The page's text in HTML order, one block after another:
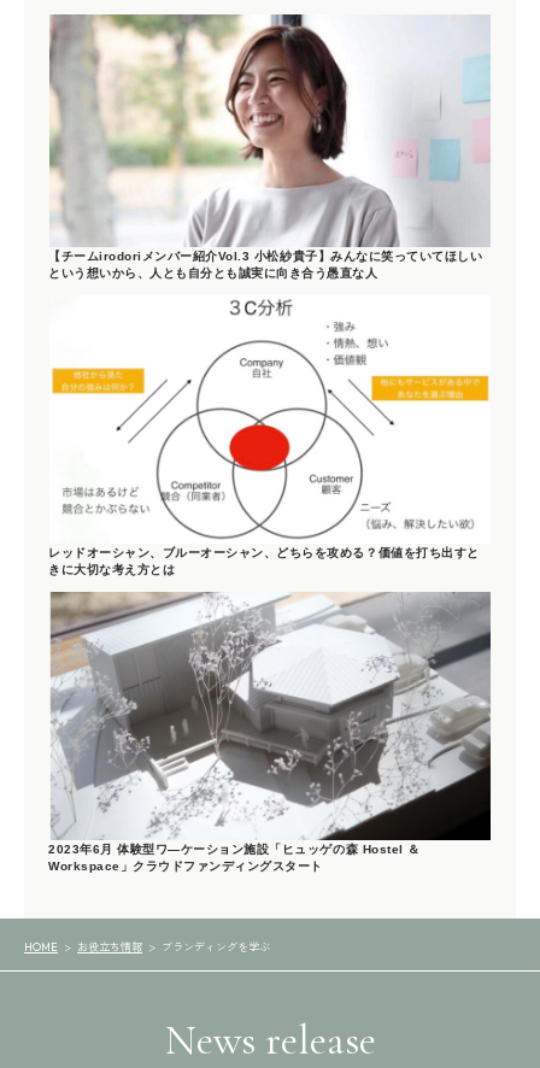
【チームirodoriメンバー紹介Vol.3 小松紗貴子】みんなに笑っていてほしい
という想いから、人とも自分とも誠実に向き合う愚直な人
レッドオーシャン、ブルーオーシャン、どちらを攻める？価値を打ち出すと
きに大切な考え方とは
2023年6月 体験型ワ―ケーション施設「ヒュッゲの森 Hostel ＆
Workspace」クラウドファンディングスタート
HOME お役立ち情報 ブランディングを学ぶ
News release